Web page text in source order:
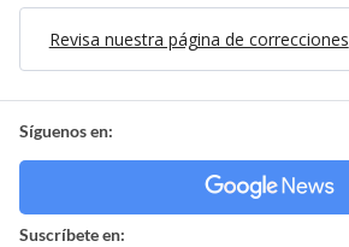
Revisa nuestra página de correcciones
Síguenos en:
Suscríbete en: